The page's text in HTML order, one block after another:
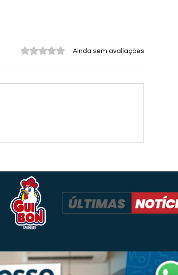
Avaliado com 0 de 5 estrelas.
Ainda sem avaliações